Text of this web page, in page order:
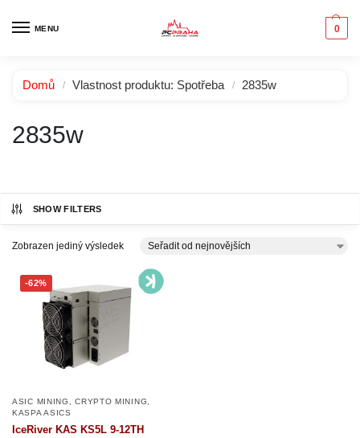
MENU 0
Domů / Vlastnost produktu: Spotřeba / 2835w
2835w
SHOW FILTERS
Zobrazen jediný výsledek
-62%
ASIC MINING ,CRYPTO MINING,
KASPA ASICS
IceRiver KAS KS5L 9-12TH